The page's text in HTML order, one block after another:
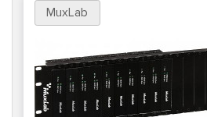
MuxLab